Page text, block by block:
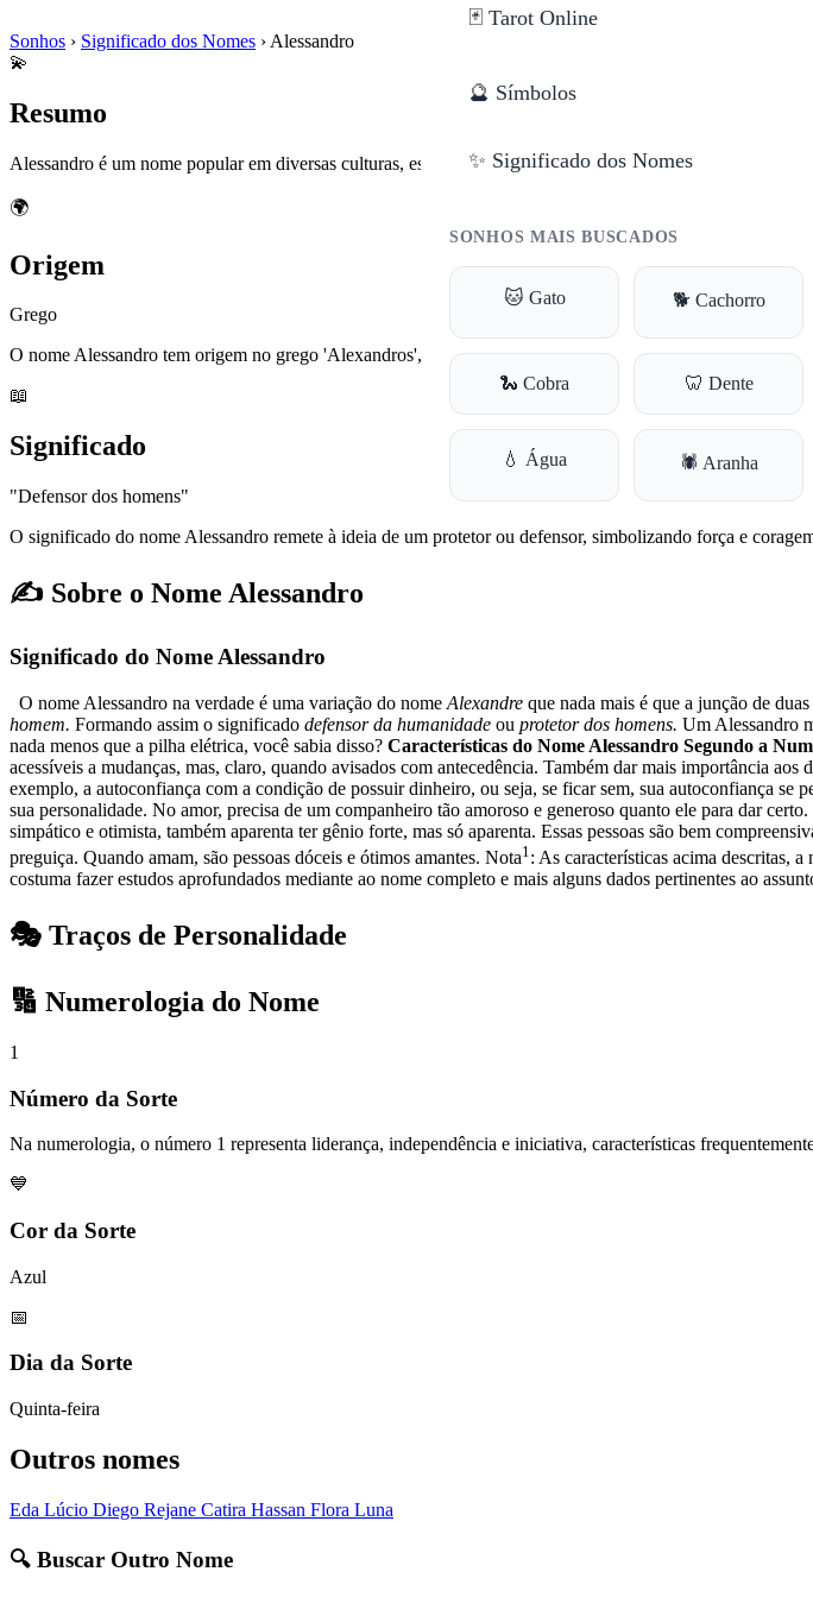
🃏 Tarot Online
🔮 Símbolos
✨ Significado dos Nomes
SONHOS MAIS BUSCADOS
🐱 Gato 🐕 Cachorro
🐍 Cobra 🦷 Dente
💧 Água 🕷️ Aranha
Sonhos › Significado dos Nomes › Alessandro
💫
Resumo
Alessandro é um nome popular em diversas culturas, especialmente na Itália e em países de língua
🌍
Origem
Grego
O nome Alessandro tem origem no grego 'Alexandros', que é uma combinação das palavras 'alexein'
📖
Significado
"Defensor dos homens"
O significado do nome Alessandro remete à ideia de um protetor ou defensor, simbolizando força e
✍️ Sobre o Nome Alessandro
Significado do Nome Alessandro
O nome Alessandro na verdade é uma variação do nome Alexandre que nada mais é que a junção de
homem. Formando assim o significado defensor da humanidade ou protetor dos homens. Um Alessandro
nada menos que a pilha elétrica, você sabia disso? Características do Nome Alessandro Segundo a
acessíveis a mudanças, mas, claro, quando avisados com antecedência. Também dar mais importância
exemplo, a autoconfiança com a condição de possuir dinheiro, ou seja, se ficar sem, sua autoconfiança
sua personalidade. No amor, precisa de um companheiro tão amoroso e generoso quanto ele para dar
simpático e otimista, também aparenta ter gênio forte, mas só aparenta. Essas pessoas são bem
preguiça. Quando amam, são pessoas dóceis e ótimos amantes. Nota1 : As características acima descritas,
costuma fazer estudos aprofundados mediante ao nome completo e mais alguns dados pertinentes ao
🎭 Traços de Personalidade
🔢 Numerologia do Nome
1
Número da Sorte
Na numerologia, o número 1 representa liderança, independência e iniciativa, características
💙
Cor da Sorte
Azul
📅
Dia da Sorte
Quinta-feira
Outros nomes
Eda Lúcio Diego Rejane Catira Hassan Flora Luna
🔍 Buscar Outro Nome